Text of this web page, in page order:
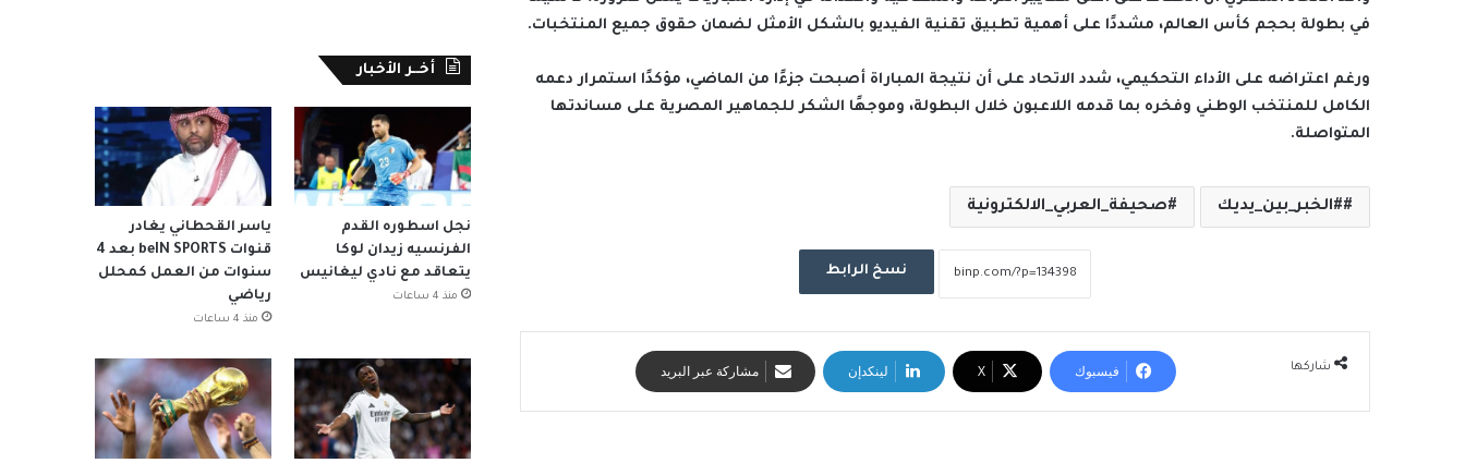
في بطولة بحجم كأس العالم، مشددًا على أهمية تطبيق تقنية الفيديو بالشكل الأمثل لضمان حقوق جميع المنتخبات.
ورغم اعتراضه على الأداء التحكيمي، شدد الاتحاد على أن نتيجة المباراة أصبحت جزءًا من الماضي، مؤكدًا استمرار دعمه
الكامل للمنتخب الوطني وفخره بما قدمه اللاعبون خلال البطولة، وموجهًا الشكر للجماهير المصرية على مساندتها
المتواصلة.
#الخبر_بين_يديك صحيفة_العربي_الالكترونية
نسخ الرابط
شاركها فيسبوك ‫X لينكدإن مشاركة عبر البريد
أخــر الأخبار
نجل اسطوره القدم
الفرنسيه زيدان لوكا
يتعاقد مع نادي ليغانيس
منذ 4 ساعات
ياسر القحطاني يغادر
قنوات beIN SPORTS بعد 4
سنوات من العمل كمحلل
رياضي
منذ 4 ساعات